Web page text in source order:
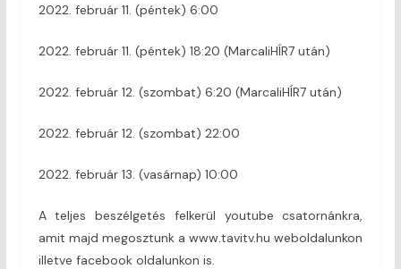
2022. február 11. (péntek) 6:00
2022. február 11. (péntek) 18:20 (MarcaliHÍR7 után)
2022. február 12. (szombat) 6:20 (MarcaliHÍR7 után)
2022. február 12. (szombat) 22:00
2022. február 13. (vasárnap) 10:00
A teljes beszélgetés felkerül youtube csatornánkra,
amit majd megosztunk a www.tavitv.hu weboldalunkon
illetve facebook oldalunkon is.